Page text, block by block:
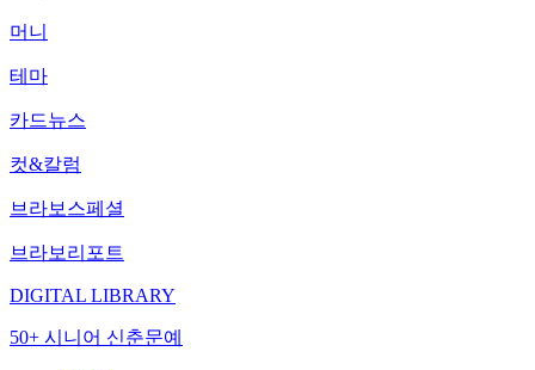
머니
테마
카드뉴스
컷&칼럼
브라보스페셜
브라보리포트
DIGITAL LIBRARY
50+ 시니어 신춘문예